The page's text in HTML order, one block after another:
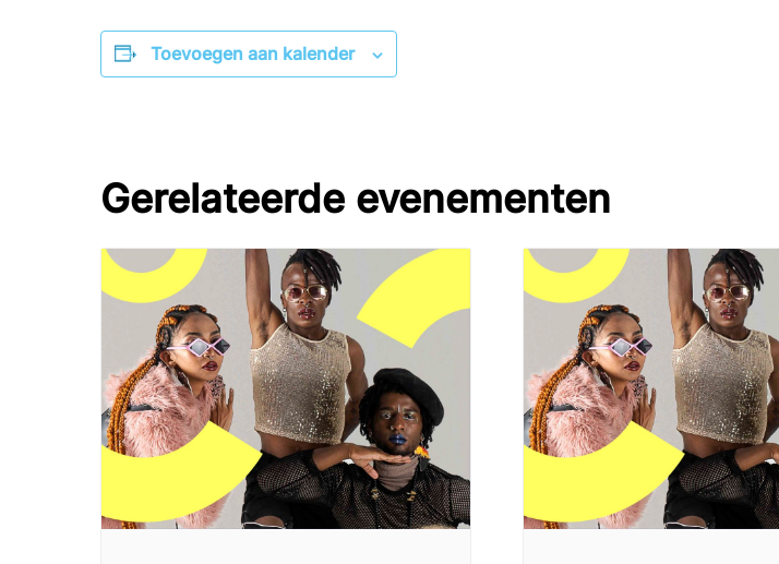
Toevoegen aan kalender
Gerelateerde evenementen